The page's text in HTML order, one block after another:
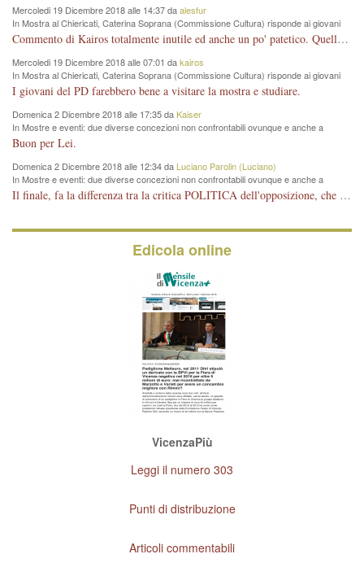
Mercoledi 19 Dicembre 2018 alle 14:37 daalesfur
In Mostra al Chiericati, Caterina Soprana (Commissione Cultura) risponde ai giovani
del Pd: "realizzata a costo zero per il Comune"
Commento di Kairos totalmente inutile ed anche un po' patetico. Quella che è completamente mancata è stata la promozione internazionale dell'evento effettuata da chi lo sa fare, l'amministrazione in questo è stata totalmente assente relegando al provincialismo una mostra che meritava ben altre platee ed i risultati sono sotto gli occhi di tutti. Su questo bisogna parlare, il fatto di averla organizzata al Chiericati certo non ha aiutato ma è un aspetto secondario rispetto a quello della promozione. In città con le mostre organizzate da Goldin - che certo ha fatto principalmente i suoi interessi, ma ne ha comunque beneficiato la città in immagine e commercio per il centro - arrivavano giornalmente pullman carichi di turisti. Dove sono i turisti ora?
Mercoledi 19 Dicembre 2018 alle 07:01 dakairos
In Mostra al Chiericati, Caterina Soprana (Commissione Cultura) risponde ai giovani
del Pd: "realizzata a costo zero per il Comune"
I giovani del PD farebbero bene a visitare la mostra e studiare.
Domenica 2 Dicembre 2018 alle 17:35 daKaiser
In Mostre e eventi: due diverse concezioni non confrontabili ovunque e anche a
Vicenza
Buon per Lei.
Domenica 2 Dicembre 2018 alle 12:34 da Luciano Parolin (Luciano)
In Mostre e eventi: due diverse concezioni non confrontabili ovunque e anche a
Vicenza
Il finale, fa la differenza tra la critica POLITICA dell'opposizione, che ha perso le elezioni ed è minoranza e non trova altri argomenti per politicizzare sul sito qua o là ? La critica d'arte invece è un'altra cosa che lascio agli altri. Per ora mi basta la lezione magistrale del prof. Giulianati.
Edicola online
VicenzaPiù
Leggi il numero 303
Punti di distribuzione
Articoli commentabili